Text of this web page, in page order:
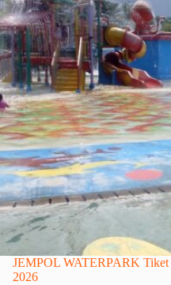
JEMPOL WATERPARK Tiket
2026